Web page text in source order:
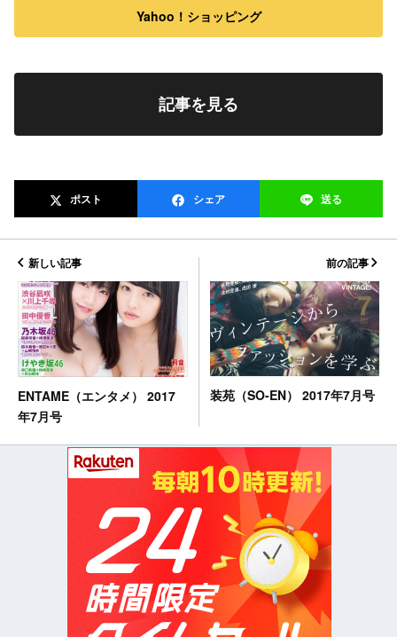
Yahoo！ショッピング
記事を見る
ポスト シェア 送る
新しい記事
ENTAME（エンタメ） 2017
年7月号
前の記事
装苑（SO-EN） 2017年7月号